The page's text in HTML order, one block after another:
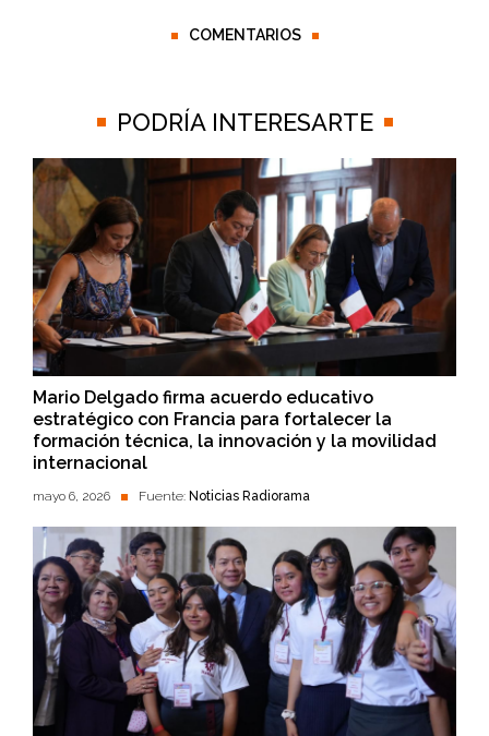
COMENTARIOS
PODRÍA INTERESARTE
Mario Delgado firma acuerdo educativo
estratégico con Francia para fortalecer la
formación técnica, la innovación y la movilidad
internacional
mayo 6, 2026 Fuente: Noticias Radiorama